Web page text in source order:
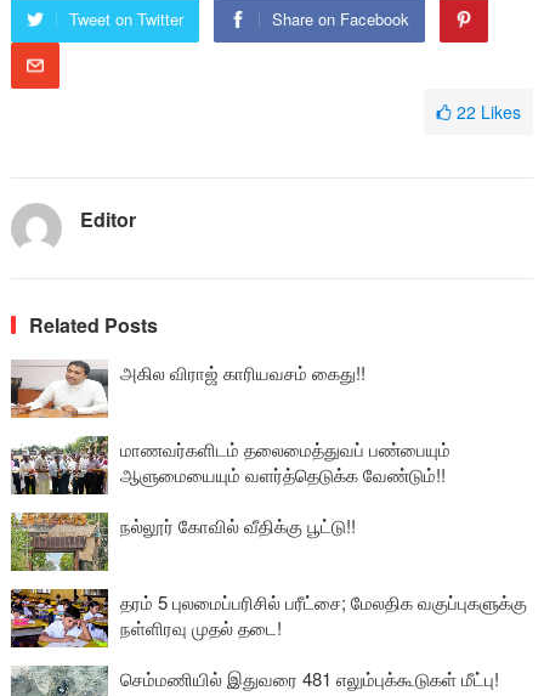
Tweet on Twitter Share on Facebook
22 Likes
Editor
Related Posts
அகில விராஜ் காரியவசம் கைது!!
மாணவர்களிடம் தலைமைத்துவப் பண்பையும்
ஆளுமையையும் வளர்த்தெடுக்க வேண்டும்!!
நல்லூர் கோவில் வீதிக்கு பூட்டு!!
தரம் 5 புலமைப்பரிசில் பரீட்சை; மேலதிக வகுப்புகளுக்கு
நள்ளிரவு முதல் தடை!
செம்மணியில் இதுவரை 481 எலும்புக்கூடுகள் மீட்பு!